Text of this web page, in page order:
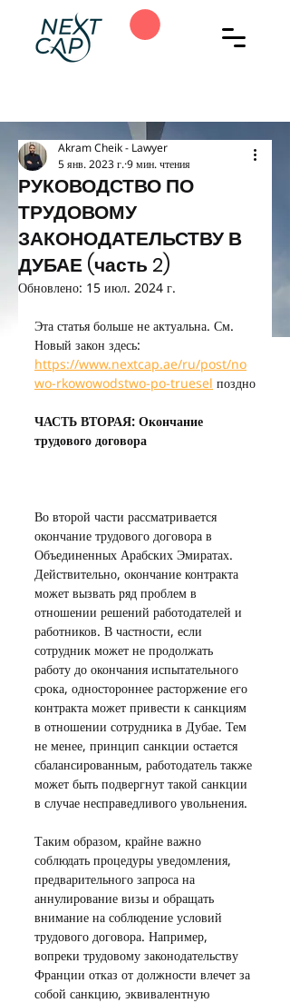
РУКОВОДСТВО ПО
ТРУДОВОМУ
ЗАКОНОДАТЕЛЬСТВУ В
ДУБАЕ (часть 2)
Akram Cheik - Lawyer
5 янв. 2023 г.9 мин. чтения
Обновлено: 15 июл. 2024 г.
Эта статья больше не актуальна. См.
Новый закон здесь:
https://www.nextcap.ae/ru/post/no
wo-rkowowodstwo-po-truesel поздно
ЧАСТЬ ВТОРАЯ: Окончание
трудового договора
Во второй части рассматривается
окончание трудового договора в
Объединенных Арабских Эмиратах.
Действительно, окончание контракта
может вызвать ряд проблем в
отношении решений работодателей и
работников. В частности, если
сотрудник может не продолжать
работу до окончания испытательного
срока, одностороннее расторжение его
контракта может привести к санкциям
в отношении сотрудника в Дубае. Тем
не менее, принцип санкции остается
сбалансированным, работодатель также
может быть подвергнут такой санкции
в случае несправедливого увольнения.
Таким образом, крайне важно
соблюдать процедуры уведомления,
предварительного запроса на
аннулирование визы и обращать
внимание на соблюдение условий
трудового договора. Например,
вопреки трудовому законодательству
Франции отказ от должности влечет за
собой санкцию, эквивалентную